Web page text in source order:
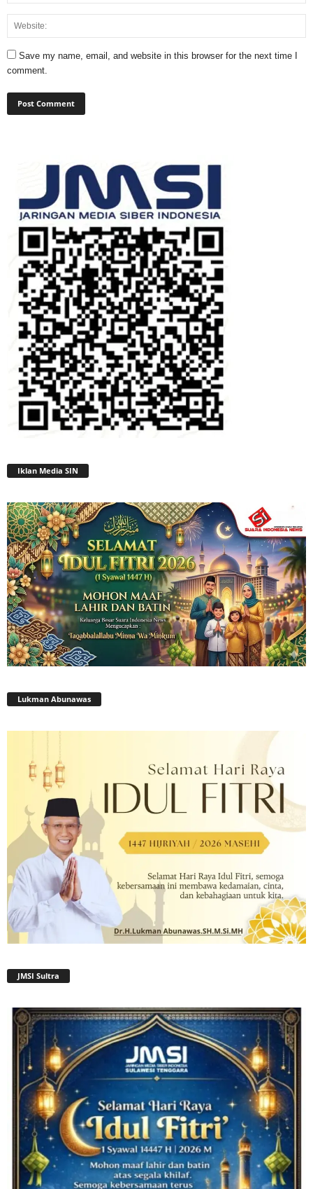
Save my name, email, and website in this browser for the next time I
comment.
Iklan Media SIN
Lukman Abunawas
JMSI Sultra